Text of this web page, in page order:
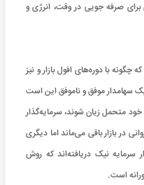
برای صرفه جویی در وقت، انرژی و
چگونه با دوره‌های افول بازار و نیز
سهامدار موفق و ناموفق این است
متحمل زیان شوند، سرمایه‌گذار
در بازار باقی می‌ماند اما دیگری
سرمایه نیک دریافته‌اند که روش
است.